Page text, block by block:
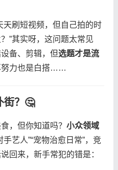
天刷短视频，但自己拍的时
”其实呀，这问题太常见
备、剪辑，但​​选题才是流
努力也是白搭……
街？🤔
，但你知道吗？​ ​小众领域
手艺人”“宠物治愈日常”，竞
回来，新手常犯的错是：